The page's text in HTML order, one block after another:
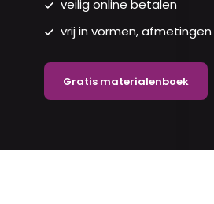
veilig online betalen
vrij in vormen, afmetingen
Gratis materialenboek